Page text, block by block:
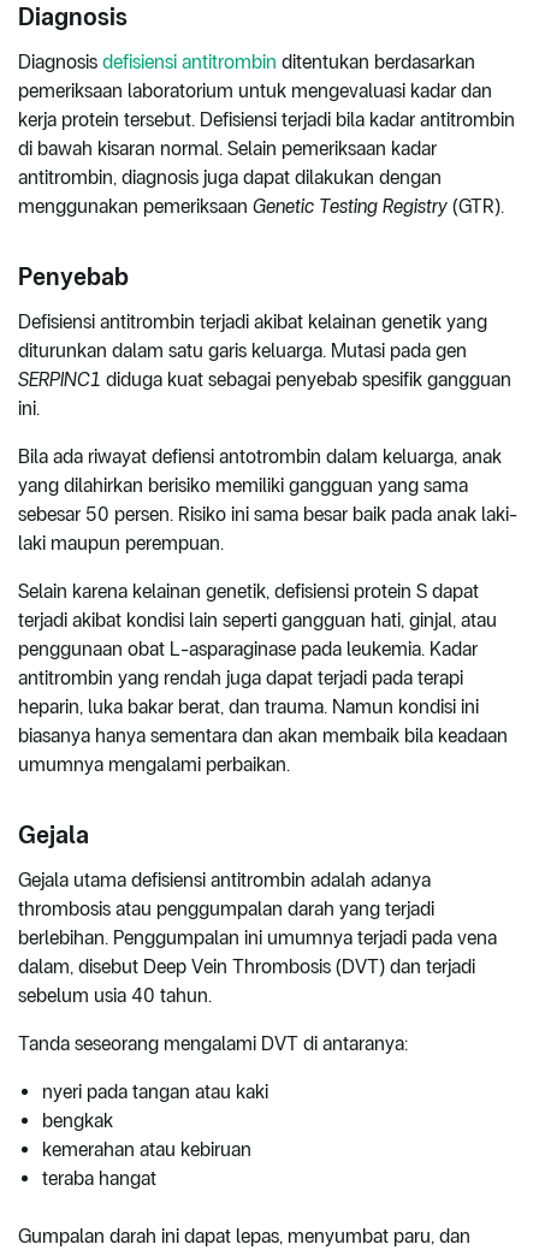
Diagnosis
Diagnosis defisiensi antitrombin ditentukan berdasarkan
pemeriksaan laboratorium untuk mengevaluasi kadar dan
kerja protein tersebut. Defisiensi terjadi bila kadar antitrombin
di bawah kisaran normal. Selain pemeriksaan kadar
antitrombin, diagnosis juga dapat dilakukan dengan
menggunakan pemeriksaan Genetic Testing Registry (GTR).
Penyebab
Defisiensi antitrombin terjadi akibat kelainan genetik yang
diturunkan dalam satu garis keluarga. Mutasi pada gen
SERPINC1 diduga kuat sebagai penyebab spesifik gangguan
ini.
Bila ada riwayat defiensi antotrombin dalam keluarga, anak
yang dilahirkan berisiko memiliki gangguan yang sama
sebesar 50 persen. Risiko ini sama besar baik pada anak laki-
laki maupun perempuan.
Selain karena kelainan genetik, defisiensi protein S dapat
terjadi akibat kondisi lain seperti gangguan hati, ginjal, atau
penggunaan obat L-asparaginase pada leukemia. Kadar
antitrombin yang rendah juga dapat terjadi pada terapi
heparin, luka bakar berat, dan trauma. Namun kondisi ini
biasanya hanya sementara dan akan membaik bila keadaan
umumnya mengalami perbaikan.
Gejala
Gejala utama defisiensi antitrombin adalah adanya
thrombosis atau penggumpalan darah yang terjadi
berlebihan. Penggumpalan ini umumnya terjadi pada vena
dalam, disebut Deep Vein Thrombosis (DVT) dan terjadi
sebelum usia 40 tahun.
Tanda seseorang mengalami DVT di antaranya:
nyeri pada tangan atau kaki
bengkak
kemerahan atau kebiruan
teraba hangat
Gumpalan darah ini dapat lepas, menyumbat paru, dan